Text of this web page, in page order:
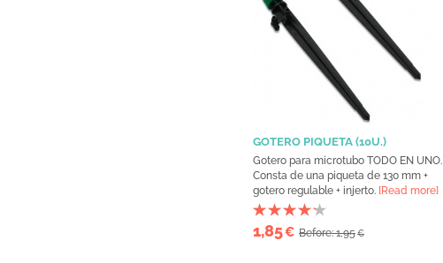
GOTERO PIQUETA (10U.)
Gotero para microtubo TODO EN UNO.
Consta de una piqueta de 130 mm +
gotero regulable + injerto. [Read more]
1,85€ Before: 1,95€